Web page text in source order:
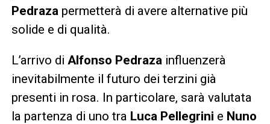
Pedrazapermetterà di avere alternative più
solide e di qualità.
L’arrivo di Alfonso Pedrazainfluenzerà
inevitabilmente il futuro dei terzini già
presenti in rosa. In particolare, sarà valutata
la partenza di uno tra Luca Pellegrini e Nuno